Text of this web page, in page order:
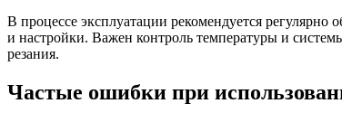
В процессе эксплуатации рекомендуется регулярно
и настройки. Важен контроль температуры и
резания.
Частые ошибки при